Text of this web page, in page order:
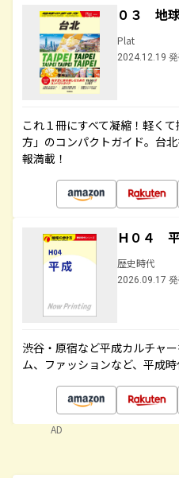
０３ 地
Plat
2024.12.19
これ１冊にすべて凝縮！軽く
方」のコンパクトガイド。台
報満載！
Ｈ０４
歴史時代
2026.09.17
渋谷・原宿など平成カルチャ
ム、ファッションなど、平成
AD